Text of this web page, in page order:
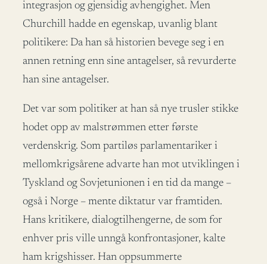
integrasjon og gjensidig avhengighet. Men
Churchill hadde en egenskap, uvanlig blant
politikere: Da han så historien bevege seg i en
annen retning enn sine antagelser, så revurderte
han sine antagelser.
Det var som politiker at han så nye trusler stikke
hodet opp av malstrømmen etter første
verdenskrig. Som partiløs parlamentariker i
mellomkrigsårene advarte han mot utviklingen i
Tyskland og Sovjetunionen i en tid da mange –
også i Norge – mente diktatur var framtiden.
Hans kritikere, dialogtilhengerne, de som for
enhver pris ville unngå konfrontasjoner, kalte
ham krigshisser. Han oppsummerte